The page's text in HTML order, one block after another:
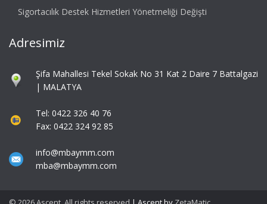
Sigortacılık Destek Hizmetleri Yönetmeliği Değişti
Adresimiz
Şifa Mahallesi Tekel Sokak No 31 Kat 2 Daire 7 Battalgazi
| MALATYA
Tel: 0422 326 40 76
Fax: 0422 324 92 85
info@mbaymm.com
mba@mbaymm.com